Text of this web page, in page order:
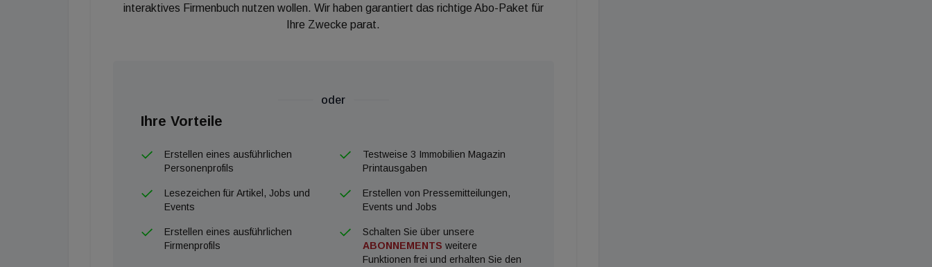
interaktives Firmenbuch nutzen wollen. Wir haben garantiert das richtige Abo-Paket für
Ihre Zwecke parat.
oder
Ihre Vorteile
Erstellen eines ausführlichen
Personenprofils
Testweise 3 Immobilien Magazin
Printausgaben
Lesezeichen für Artikel, Jobs und
Events
Erstellen von Pressemitteilungen,
Events und Jobs
Erstellen eines ausführlichen
Firmenprofils
Schalten Sie über unsere
ABONNEMENTS weitere
Funktionen frei und erhalten Sie den